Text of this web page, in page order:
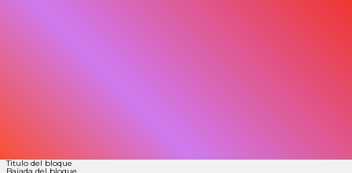
Titulo del bloque